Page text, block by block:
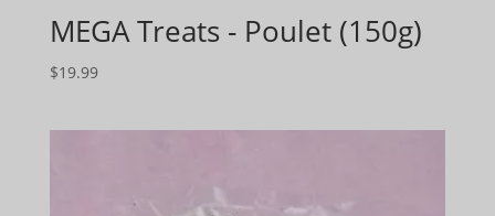
MEGA Treats - Poulet (150g)
$19.99